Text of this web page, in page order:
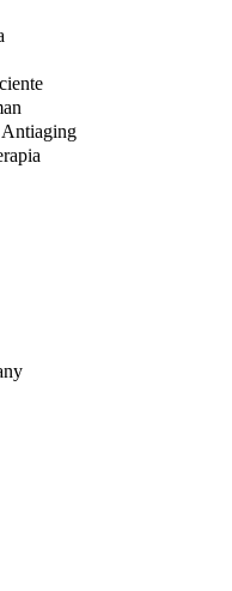
Antiaging